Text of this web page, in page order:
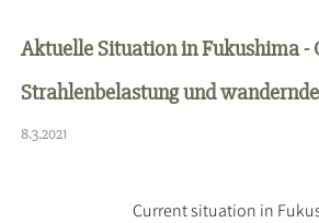
Aktuelle Situation in Fukushima -
Strahlenbelastung und
8.3.2021
Current situation in